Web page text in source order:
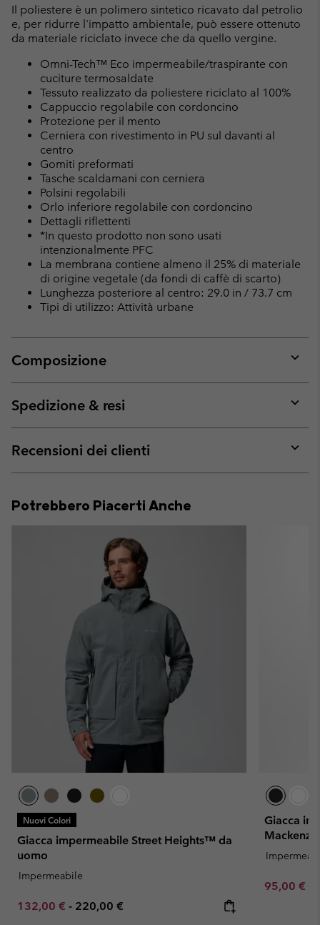
Il poliestere è un polimero sintetico ricavato dal petrolio
e, per ridurre l'impatto ambientale, può essere ottenuto
da materiale riciclato invece che da quello vergine.
Omni-Tech™ Eco impermeabile/traspirante con
cuciture termosaldate
Tessuto realizzato da poliestere riciclato al 100%
Cappuccio regolabile con cordoncino
Protezione per il mento
Cerniera con rivestimento in PU sul davanti al
centro
Gomiti preformati
Tasche scaldamani con cerniera
Polsini regolabili
Orlo inferiore regolabile con cordoncino
Dettagli riflettenti
*In questo prodotto non sono usati
intenzionalmente PFC
La membrana contiene almeno il 25% di materiale
di origine vegetale (da fondi di caffè di scarto)
Lunghezza posteriore al centro: 29.0 in / 73.7 cm
Tipi di utilizzo: Attività urbane
Composizione
or
Spedizione & resi
or
Recensioni dei clienti
or
Potrebbero Piacerti Anche
Nuovi Colori
Giacca impermeabile Street Heights™ da
uomo
Impermeabile
Minimum sale price:
132,00 € - Maximum price:
220,00 €
Giacca
Sale price:
95,00 €